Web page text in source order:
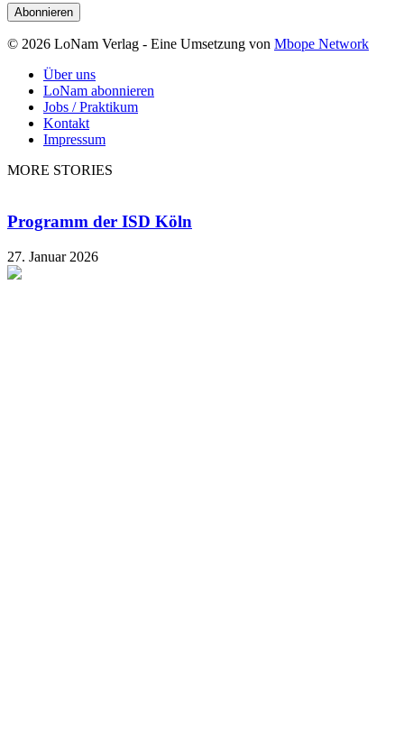
Adresse
© 2026 LoNam Verlag - Eine Umsetzung von Mbope Network
Über uns
LoNam abonnieren
Jobs / Praktikum
Kontakt
Impressum
MORE STORIES
Programm der ISD Köln
27. Januar 2026